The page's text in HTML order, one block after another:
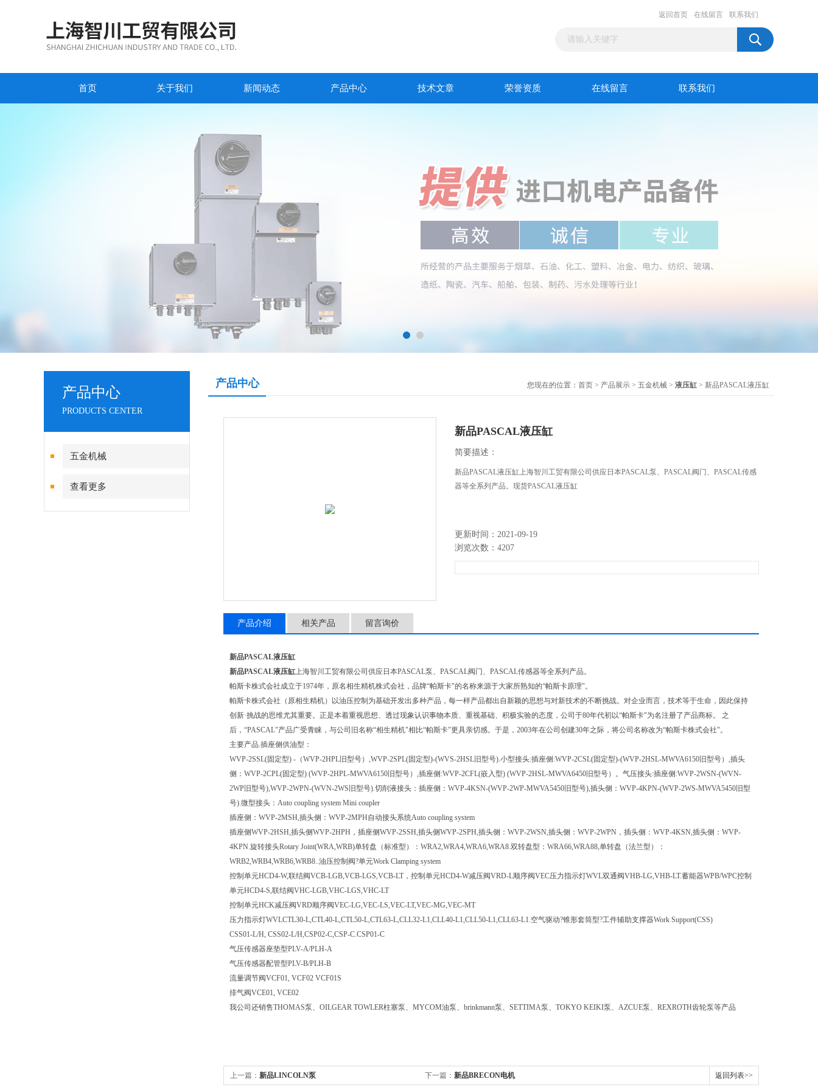
返回首页 在线留言 联系我们
首页 关于我们 新闻动态 产品中心 技术文章 荣誉资质 在线留言 联系我们
产品中心
PRODUCTS CENTER
五金机械
查看更多
产品中心 您现在的位置： 首页 > 产品展示 > 五金机械 > 液压缸 > 新品PASCAL液压缸
新品PASCAL液压缸
简要描述：
新品PASCAL液压缸上海智川工贸有限公司供应日本PASCAL泵、PASCAL阀门、PASCAL传感
器等全系列产品。现货PASCAL液压缸
更新时间：2021-09-19
浏览次数：4207
产品介绍 相关产品 留言询价
新品PASCAL液压缸
新品PASCAL液压缸上海智川工贸有限公司供应日本PASCAL泵、PASCAL阀门、PASCAL传感器等全系列产品。
帕斯卡株式会社成立于1974年，原名相生精机株式会社，品牌“帕斯卡"的名称来源于大家所熟知的“帕斯卡原理"。
帕斯卡株式会社（原相生精机）以油压控制为基础开发出多种产品，每一样产品都出自新颖的思想与对新技术的不断挑战。对企业而言，技术等于生命，因此保持
创新·挑战的思维尤其重要。正是本着重视思想、透过现象认识事物本质、重视基础、积极实验的态度，公司于80年代初以“帕斯卡"为名注册了产品商标。 之
后，“PASCAL"产品广受青睐，与公司旧名称“相生精机"相比“帕斯卡"更具亲切感。于是，2003年在公司创建30年之际，将公司名称改为“帕斯卡株式会社"。
主要产品.插座侧供油型：
WVP-2SSL(固定型) -（WVP-2HPL旧型号）,WVP-2SPL(固定型)-(WVS-2HSL旧型号).小型接头:插座侧:WVP-2CSL(固定型)-(WVP-2HSL-MWVA6150旧型号）,插头
侧：WVP-2CPL(固定型) (WVP-2HPL-MWVA6150旧型号）,插座侧:WVP-2CFL(嵌入型) (WVP-2HSL-MWVA6450旧型号）。气压接头:插座侧:WVP-2WSN-(WVN-
2WP旧型号),WVP-2WPN-(WVN-2WS旧型号).切削液接头：插座侧：WVP-4KSN-(WVP-2WP-MWVA5450旧型号),插头侧：WVP-4KPN-(WVP-2WS-MWVA5450旧型
号).微型接头：Auto coupling system Mini coupler
插座侧：WVP-2MSH,插头侧：WVP-2MPH自动接头系统Auto coupling system
插座侧WVP-2HSH,插头侧WVP-2HPH，插座侧WVP-2SSH,插头侧WVP-2SPH,插头侧：WVP-2WSN,插头侧：WVP-2WPN，插头侧：WVP-4KSN,插头侧：WVP-
4KPN.旋转接头Rotary Joint(WRA,WRB)单转盘（标准型）：WRA2,WRA4,WRA6,WRA8.双转盘型：WRA66,WRA88,单转盘（法兰型）：
WRB2,WRB4,WRB6,WRB8..油压控制阀?单元Work Clamping system
控制单元HCD4-W,联结阀VCB-LGB,VCB-LGS,VCB-LT，控制单元HCD4-W减压阀VRD-L顺序阀VEC压力指示灯WVL双通阀VHB-LG,VHB-LT.蓄能器WPB/WPC控制
单元HCD4-S,联结阀VHC-LGB,VHC-LGS,VHC-LT
控制单元HCK减压阀VRD顺序阀VEC-LG,VEC-LS,VEC-LT,VEC-MG,VEC-MT
压力指示灯WVLCTL30-L,CTL40-L,CTL50-L,CTL63-L,CLL32-L1,CLL40-L1,CLL50-L1,CLL63-L1.空气驱动?锥形套筒型?工件辅助支撑器Work Support(CSS)
CSS01-L/H, CSS02-L/H,CSP02-C,CSP-C.CSP01-C
气压传感器座垫型PLV-A/PLH-A
气压传感器配管型PLV-B/PLH-B
流量调节阀VCF01, VCF02 VCF01S
排气阀VCE01, VCE02
我公司还销售THOMAS泵、OILGEAR TOWLER柱塞泵、MYCOM油泵、brinkmann泵、SETTIMA泵、TOKYO KEIKI泵、AZCUE泵、REXROTH齿轮泵等产品
上一篇： 新品LINCOLN泵 下一篇： 新品BRECON电机 返回列表>>